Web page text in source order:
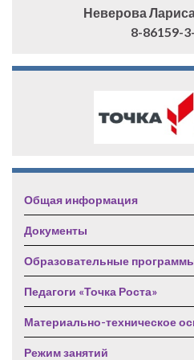
Неверова
8-86159-
Общая информация
Документы
Образовательные
Педагоги «Точка Роста»
Материально-техническое
Режим занятий